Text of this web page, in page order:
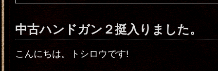
中古ハンドガン２挺入りました。
こんにちは。トシロウです!